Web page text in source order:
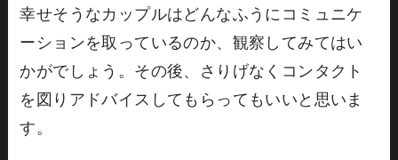
幸せそうなカップルはどんなふうにコミュニケ
ーションを取っているのか、観察してみてはい
かがでしょう。その後、さりげなくコンタクト
を図りアドバイスしてもらってもいいと思いま
す。